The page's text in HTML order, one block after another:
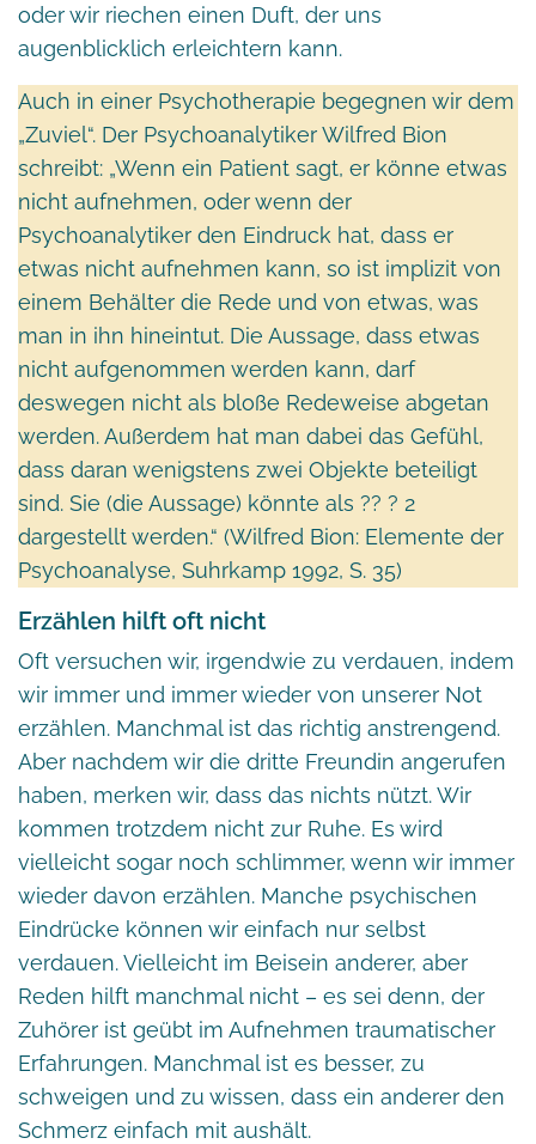
oder wir riechen einen Duft, der uns
augenblicklich erleichtern kann.
Auch in einer Psychotherapie begegnen wir dem
„Zuviel“. Der Psychoanalytiker Wilfred Bion
schreibt: „Wenn ein Patient sagt, er könne etwas
nicht aufnehmen, oder wenn der
Psychoanalytiker den Eindruck hat, dass er
etwas nicht aufnehmen kann, so ist implizit von
einem Behälter die Rede und von etwas, was
man in ihn hineintut. Die Aussage, dass etwas
nicht aufgenommen werden kann, darf
deswegen nicht als bloße Redeweise abgetan
werden. Außerdem hat man dabei das Gefühl,
dass daran wenigstens zwei Objekte beteiligt
sind. Sie (die Aussage) könnte als ?? ? 2
dargestellt werden.“ (Wilfred Bion: Elemente der
Psychoanalyse, Suhrkamp 1992, S. 35)
Erzählen hilft oft nicht
Oft versuchen wir, irgendwie zu verdauen, indem
wir immer und immer wieder von unserer Not
erzählen. Manchmal ist das richtig anstrengend.
Aber nachdem wir die dritte Freundin angerufen
haben, merken wir, dass das nichts nützt. Wir
kommen trotzdem nicht zur Ruhe. Es wird
vielleicht sogar noch schlimmer, wenn wir immer
wieder davon erzählen. Manche psychischen
Eindrücke können wir einfach nur selbst
verdauen. Vielleicht im Beisein anderer, aber
Reden hilft manchmal nicht – es sei denn, der
Zuhörer ist geübt im Aufnehmen traumatischer
Erfahrungen. Manchmal ist es besser, zu
schweigen und zu wissen, dass ein anderer den
Schmerz einfach mit aushält.